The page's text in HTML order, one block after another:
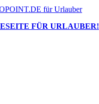
FÜR URLAUBER!